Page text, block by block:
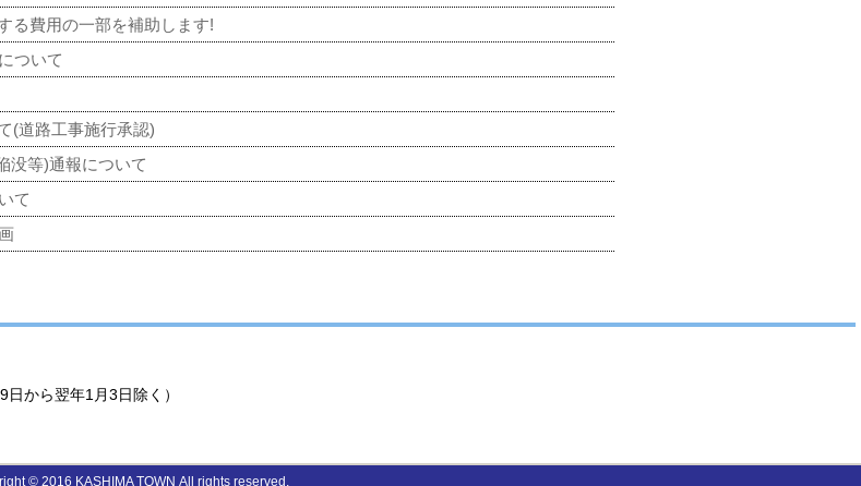
る費用の一部を補助します!
ついて
(道路工事施行承認)
没等)通報について
て
から翌年1月3日除く）
© 2016 KASHIMA TOWN All rights reserved.